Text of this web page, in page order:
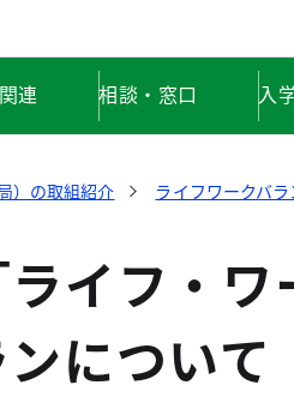
連 相談・窓口 入
）の取組紹介 ライフワークバラ
イフ・ワ
について